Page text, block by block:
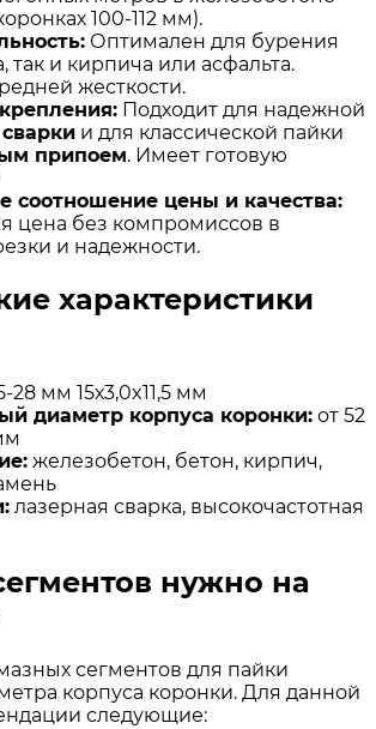
100-112 мм).
Оптимален для бурения
так и кирпича или асфальта.
жесткости.
Подходит для надежной
и для классической пайки
припоем. Имеет готовую
соотношение цены и качества:
цена без компромиссов в
и надежности.
характеристики
28 мм 15х3,0x11,5 мм
диаметр корпуса коронки: от 52
железобетон, бетон, кирпич,
лазерная сварка, высокочастотная
нужно на
сегментов для пайки
корпуса коронки. Для данной
следующие: